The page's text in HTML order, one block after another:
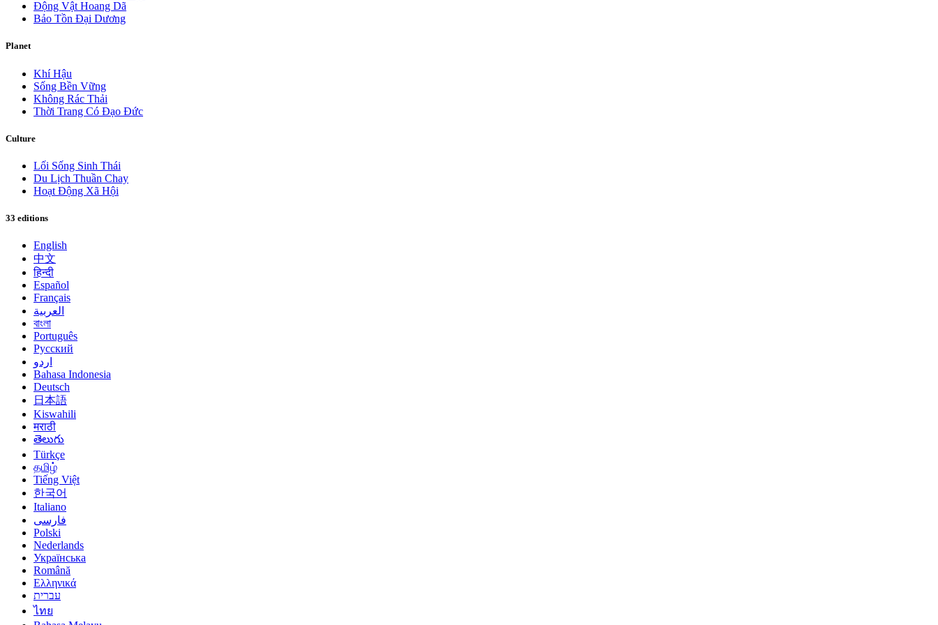
Động Vật Hoang Dã
Bảo Tồn Đại Dương
Planet
Khí Hậu
Sống Bền Vững
Không Rác Thải
Thời Trang Có Đạo Đức
Culture
Lối Sống Sinh Thái
Du Lịch Thuần Chay
Hoạt Động Xã Hội
33 editions
English
中文
हिन्दी
Español
Français
العربية
বাংলা
Português
Русский
اردو
Bahasa Indonesia
Deutsch
日本語
Kiswahili
मराठी
తెలుగు
Türkçe
தமிழ்
Tiếng Việt
한국어
Italiano
فارسی
Polski
Nederlands
Українська
Română
Ελληνικά
עברית
ไทย